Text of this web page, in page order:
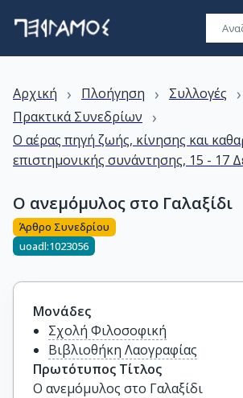
Αρχική › Πλοήγηση › Συλλογές ›
Πρακτικά Συνεδρίων ›
Ο αέρας πηγή ζωής, κίνησης και
επιστημονικής συνάντησης, 15 - 17
Ο ανεμόμυλος στο Γαλαξίδι
Άρθρο Συνεδρίου
uoadl:1023056
Μονάδες
Σχολή Φιλοσοφική
Βιβλιοθήκη Λαογραφίας
Πρωτότυπος Τίτλος
Ο ανεμόμυλος στο Γαλαξίδι